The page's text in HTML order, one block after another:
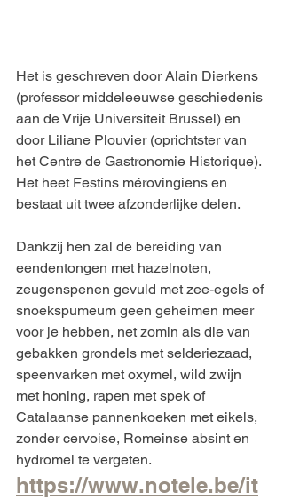
Het is geschreven door Alain Dierkens
(professor middeleeuwse geschiedenis
aan de Vrije Universiteit Brussel) en
door Liliane Plouvier (oprichtster van
het Centre de Gastronomie Historique).
Het heet Festins mérovingiens en
bestaat uit twee afzonderlijke delen.
Dankzij hen zal de bereiding van
eendentongen met hazelnoten,
zeugenspenen gevuld met zee-egels of
snoekspumeum geen geheimen meer
voor je hebben, net zomin als die van
gebakken grondels met selderiezaad,
speenvarken met oxymel, wild zwijn
met honing, rapen met spek of
Catalaanse pannenkoeken met eikels,
zonder cervoise, Romeinse absint en
hydromel te vergeten.
https://www.notele.be/it